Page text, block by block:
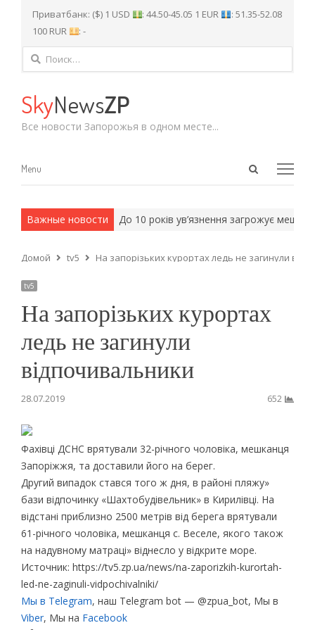
Приватбанк: ($) 1 USD : 44.50-45.05 1 EUR
: 51.35-52.08
100 RUR
: -
Найти:
SkyNewsZP
Все новости Запорожья в одном месте...
Open
Menu
Menu
Важные новости
армейские методы. До 10 років ув’язнення загрожує
Домой tv5 На запорізьких курортах ледь не загинули
tv5
На запорізьких курортах
ледь не загинули
відпочивальники
28.07.2019 652
Фахівці ДСНС врятували 32-річного чоловіка, мешканця
Запоріжжя, та доставили його на берег.
Другий випадок стався того ж дня, в районі пляжу»
бази відпочинку «Шахтобудівельник» в Кирилівці. На
відстані приблизно 2500 метрів від берега врятували
61-річного чоловіка, мешканця с. Веселе, якого також
на надувному матраці» віднесло у відкрите море.
Источник: https://tv5.zp.ua/news/na-zaporizkih-kurortah-
led-ne-zaginuli-vidpochivalniki/
Мы в Telegram, наш Telegram bot — @zpua_bot, Мы в
Viber, Мы на Facebook